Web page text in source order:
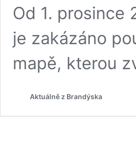
Od 1. prosince
je zakázáno
mapě, kterou
Aktuálně z Brandýska